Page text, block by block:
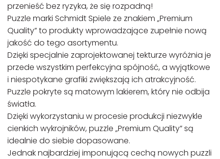
przenieść bez ryzyka, że się rozpadną!
Puzzle marki Schmidt Spiele ze znakiem „Premium
Quality” to produkty wprowadzające zupełnie nową
jakość do tego asortymentu.
Dzięki specjalnie zaprojektowanej tekturze wyróżnia je
przede wszystkim perfekcyjna spójność, a wyjątkowe
i niespotykane grafiki zwiększają ich atrakcyjność.
Puzzle pokryte są matowym lakierem, który nie odbija
światła.
Dzięki wykorzystaniu w procesie produkcji niezwykle
cienkich wykrojników, puzzle „Premium Quality” są
idealnie do siebie dopasowane.
Jednak najbardziej imponującą cechą nowych puzzli